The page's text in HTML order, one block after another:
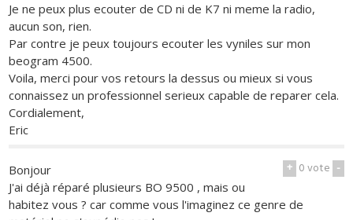
Je ne peux plus ecouter de CD ni de K7 ni meme la radio,
aucun son, rien.
Par contre je peux toujours ecouter les vyniles sur mon
beogram 4500.
Voila, merci pour vos retours la dessus ou mieux si vous
connaissez un professionnel serieux capable de reparer cela.
Cordialement,
Eric
+ 0vote -
Bonjour
J'ai déjà réparé plusieurs BO 9500 , mais ou
habitez vous ? car comme vous l'imaginez ce genre de